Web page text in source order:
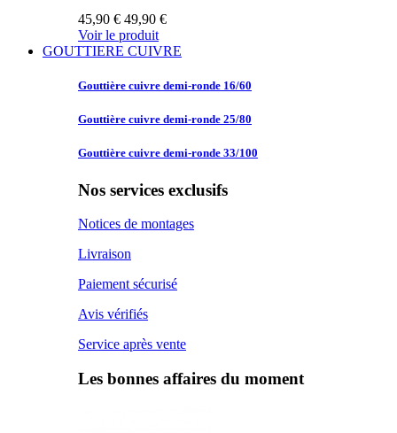
45,90 € 49,90 €
Voir le produit
GOUTTIERE CUIVRE
Gouttière cuivre demi-ronde 16/60
Gouttière cuivre demi-ronde 25/80
Gouttière cuivre demi-ronde 33/100
Nos services exclusifs
Notices de montages
Livraison
Paiement sécurisé
Avis vérifiés
Service après vente
Les bonnes affaires du moment